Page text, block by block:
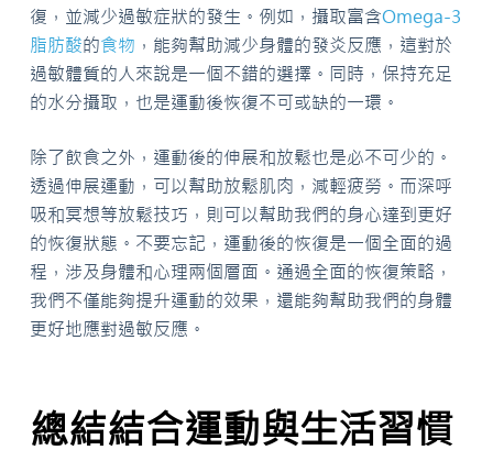
復，並減少過敏症狀的發生。例如，攝取富含Omega-3
脂肪酸的食物 ，能夠幫助減少身體的發炎反應，這對於
過敏體質的人來說是一個不錯的選擇。同時，保持充足
的水分攝取，也是運動後恢復不可或缺的一環。
除了飲食之外，運動後的伸展和放鬆也是必不可少的。
透過伸展運動，可以幫助放鬆肌肉，減輕疲勞。而深呼
吸和冥想等放鬆技巧，則可以幫助我們的身心達到更好
的恢復狀態。不要忘記，運動後的恢復是一個全面的過
程，涉及身體和心理兩個層面。通過全面的恢復策略，
我們不僅能夠提升運動的效果，還能夠幫助我們的身體
更好地應對過敏反應。
總結結合運動與生活習慣